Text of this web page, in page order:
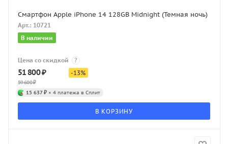
Смартфон Apple iPhone 14 128GB Midnight (Темная ночь)
Арт.: 10721
В наличии
Цена со скидкой ?
51 800₽
59 600₽
-13%
15 637 ₽ × 4 платежа в Сплит
В КОРЗИНУ